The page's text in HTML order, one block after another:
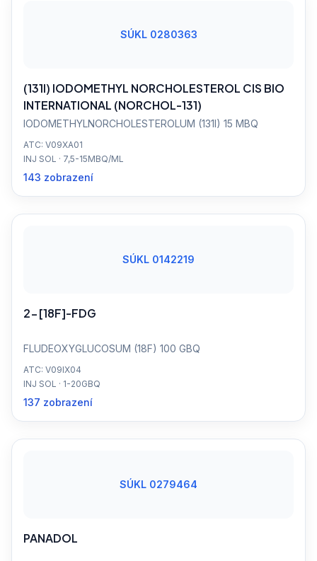
SÚKL 0280363
(131I) IODOMETHYL NORCHOLESTEROL CIS BIO
INTERNATIONAL (NORCHOL-131)
IODOMETHYLNORCHOLESTEROLUM (131I) 15 MBQ
ATC: V09XA01
INJ SOL · 7,5-15MBQ/ML
143 zobrazení
SÚKL 0142219
2-[18F]-FDG
FLUDEOXYGLUCOSUM (18F) 100 GBQ
ATC: V09IX04
INJ SOL · 1-20GBQ
137 zobrazení
SÚKL 0279464
PANADOL